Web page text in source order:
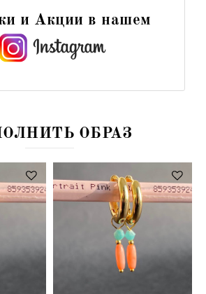
и Акции в нашем
ОБРАЗ